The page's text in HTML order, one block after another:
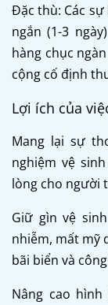
Đặc thù: Các
ngắn (1-3
hàng chục
cộng cố định
Lợi ích của
Mang lại sự
nghiệm vệ
lòng cho người
Giữ gìn vệ
nhiễm, mất mỹ
bãi biển và
Nâng cao